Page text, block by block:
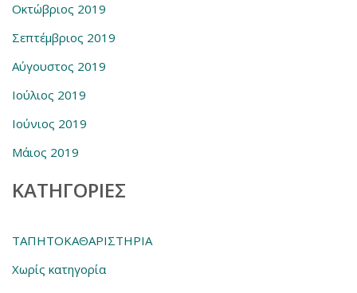
Οκτώβριος 2019
Σεπτέμβριος 2019
Αύγουστος 2019
Ιούλιος 2019
Ιούνιος 2019
Μάιος 2019
KΑΤΗΓΟΡΊΕΣ
ΤΑΠΗΤΟΚΑΘΑΡΙΣΤΗΡΙΑ
Χωρίς κατηγορία